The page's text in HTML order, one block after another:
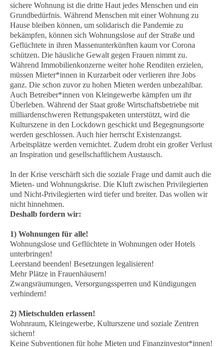
sichere Wohnung ist die dritte Haut jedes Menschen und ein
Grundbedürfnis. Während Menschen mit einer Wohnung zu
Hause bleiben können, um solidarisch die Pandemie zu
bekämpfen, können sich Wohnungslose auf der Straße und
Geflüchtete in ihren Massenunterkünften kaum vor Corona
schützen. Die häusliche Gewalt gegen Frauen nimmt zu.
Während Immobilienkonzerne weiter hohe Renditen erzielen,
müssen Mieter*innen in Kurzarbeit oder verlieren ihre Jobs
ganz. Die schon zuvor zu hohen Mieten werden unbezahlbar.
Auch Betreiber*innen von Kleingewerbe kämpfen um ihr
Überleben. Während der Staat große Wirtschaftsbetriebe mit
milliardenschweren Rettungspaketen unterstützt, wird die
Kulturszene in den Lockdown geschickt und Begegnungsorte
werden geschlossen. Auch hier herrscht Existenzangst.
Arbeitsplätze werden vernichtet. Zudem droht ein großer Verlust
an Inspiration und gesellschaftlichem Austausch.
In der Krise verschärft sich die soziale Frage und damit auch die
Mieten- und Wohnungskrise. Die Kluft zwischen Privilegierten
und Nicht-Privilegierten wird tiefer und breiter. Das wollen wir
nicht hinnehmen.
Deshalb fordern wir:
1) Wohnungen für alle!
Wohnungslose und Geflüchtete in Wohnungen oder Hotels
unterbringen!
Leerstand beenden! Besetzungen legalisieren!
Mehr Plätze in Frauenhäusern!
Zwangsräumungen, Versorgungssperren und Kündigungen
verhindern!
2) Mietschulden erlassen!
Wohnraum, Kleingewerbe, Kulturszene und soziale Zentren
sichern!
Keine Subventionen für hohe Mieten und Finanzinvestor*innen!